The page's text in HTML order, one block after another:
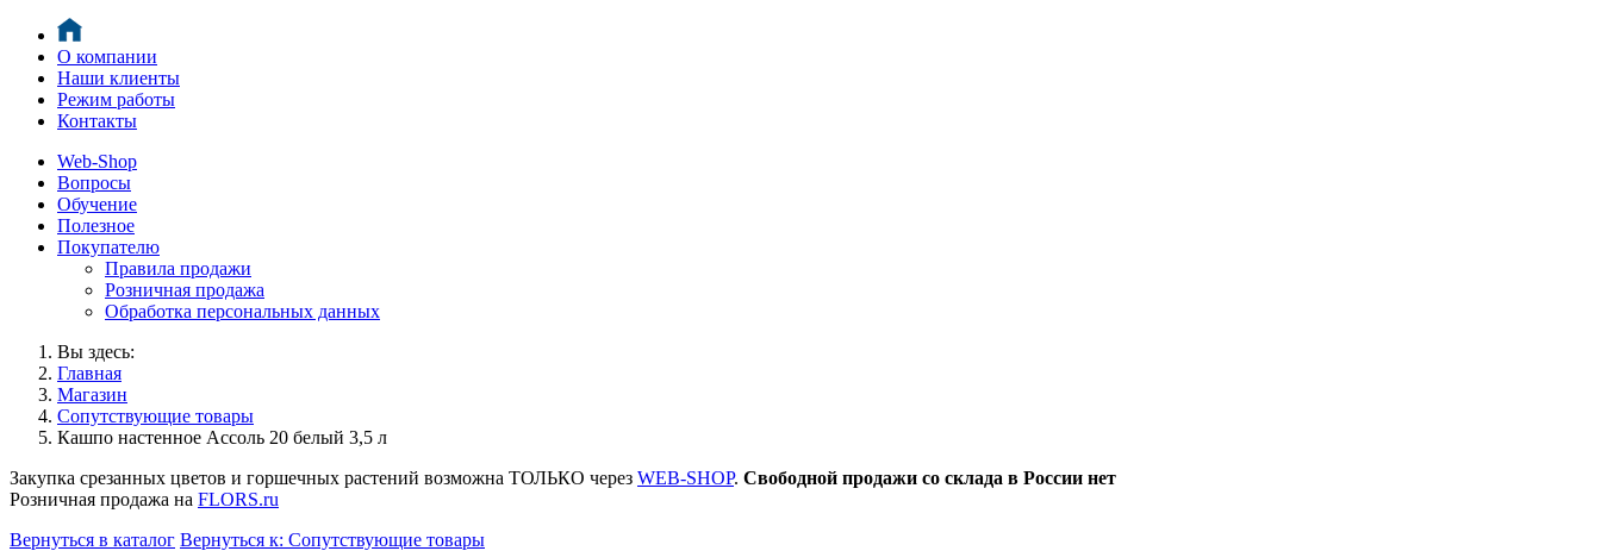
О компании
Наши клиенты
Режим работы
Контакты
Web-Shop
Вопросы
Обучение
Полезное
Покупателю
Правила продажи
Розничная продажа
Обработка персональных данных
Вы здесь:
Главная
Магазин
Сопутствующие товары
Кашпо настенное Ассоль 20 белый 3,5 л
Закупка срезанных цветов и горшечных растений возможна ТОЛЬКО через WEB-SHOP. Свободной продажи со склада в России нет
Розничная продажа на FLORS.ru
Вернуться в каталог Вернуться к: Сопутствующие товары